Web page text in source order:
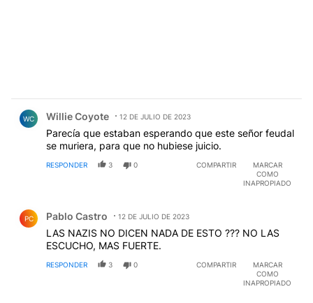
WC Willie Coyote 12 DE JULIO DE 2023
Parecía que estaban esperando que este señor feudal
se muriera, para que no hubiese juicio.
RESPONDER 3 0 COMPARTIR
MARCAR
COMO
INAPROPIADO
PC Pablo Castro 12 DE JULIO DE 2023
LAS NAZIS NO DICEN NADA DE ESTO ??? NO LAS
ESCUCHO, MAS FUERTE.
RESPONDER 3 0 COMPARTIR
MARCAR
COMO
INAPROPIADO